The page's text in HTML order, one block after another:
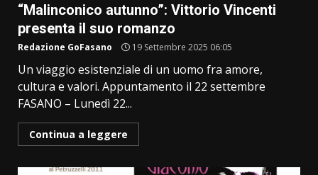
“Malinconico autunno”: Vittorio Vincenti
presenta il suo romanzo
Redazione GoFasano 19 Settembre 2025 06:05
Un viaggio esistenziale di un uomo fra amore,
cultura e valori. Appuntamento il 22 settembre
FASANO – Lunedì 22...
Continua a leggere